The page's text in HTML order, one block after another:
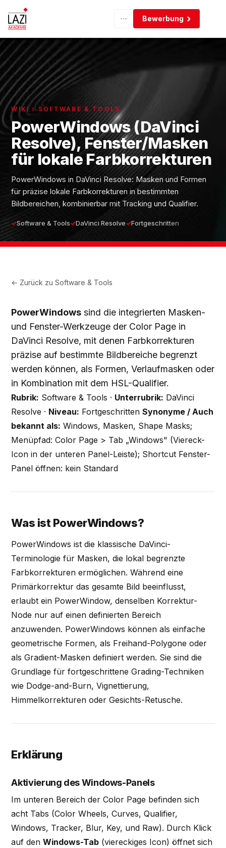
Bewerbung
WIKI › SOFTWARE & TOOLS
PowerWindows (DaVinci
Resolve), Fenster/Masken
für lokale Farbkorrekturen
PowerWindows in DaVinci Resolve: Masken und Formen
für präzise lokale Farbkorrekturen in bestimmten
Bildbereichen, kombinierbar mit Tracking und Qualifier.
Software & Tools DaVinci Resolve Fortgeschritten
← Zurück zuSoftware & Tools
PowerWindows sind die integrierten Masken-
und Fenster-Werkzeuge der Color Page in
DaVinci Resolve, mit denen Farbkorrekturen
präzise auf bestimmte Bildbereiche begrenzt
werden können, als Formen, Verlaufmasken oder
in Kombination mit dem HSL-Qualifier.
Rubrik: Software & Tools · Unterrubrik: DaVinci
Resolve · Niveau: FortgeschrittenSynonyme / Auch
bekannt als: Windows, Masken, Shape Masks;
Menüpfad: Color Page > Tab „Windows" (Viereck-
Icon in der unteren Panel-Leiste); Shortcut Fenster-
Panel öffnen: kein Standard
Was ist PowerWindows?
PowerWindows ist die klassische DaVinci-
Terminologie für Masken, die lokal begrenzte
Farbkorrekturen ermöglichen. Während eine
Primärkorrektur das gesamte Bild beeinflusst,
erlaubt ein PowerWindow, denselben Korrektur-
Node nur auf einen definierten Bereich
anzuwenden. PowerWindows können als einfache
geometrische Formen, als Freihand-Polygone oder
als Gradient-Masken definiert werden. Sie sind die
Grundlage für fortgeschrittene Grading-Techniken
wie Dodge-and-Burn, Vignettierung,
Himmelkorrekturen oder Gesichts-Retusche.
Erklärung
Aktivierung des Windows-Panels
Im unteren Bereich der Color Page befinden sich
acht Tabs (Color Wheels, Curves, Qualifier,
Windows, Tracker, Blur, Key, und Raw). Durch Klick
auf denWindows-Tab (viereckiges Icon) öffnet sich